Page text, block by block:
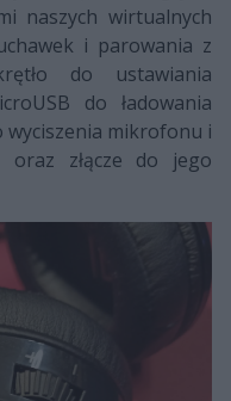
naszych wirtualnych
i parowania z
do ustawiania
do ładowania
wyciszenia mikrofonu i
oraz złącze do jego